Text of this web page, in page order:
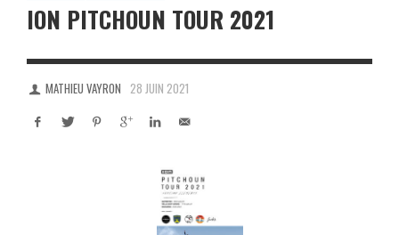
ION PITCHOUN TOUR 2021
MATHIEU VAYRON 28 JUIN 2021